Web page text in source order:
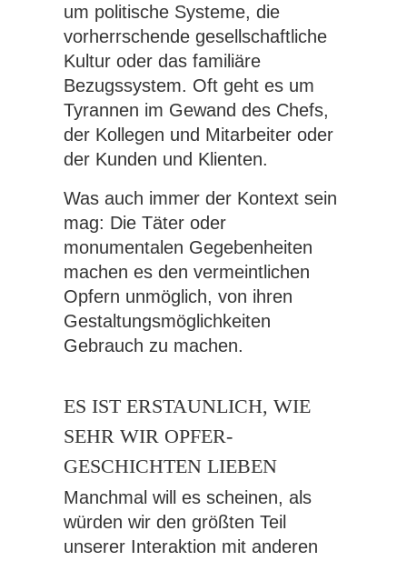
um politische Systeme, die
vorherrschende gesellschaftliche
Kultur oder das familiäre
Bezugssystem. Oft geht es um
Tyrannen im Gewand des Chefs,
der Kollegen und Mitarbeiter oder
der Kunden und Klienten.
Was auch immer der Kontext sein
mag: Die Täter oder
monumentalen Gegebenheiten
machen es den vermeintlichen
Opfern unmöglich, von ihren
Gestaltungsmöglichkeiten
Gebrauch zu machen.
ES IST ERSTAUNLICH, WIE
SEHR WIR OPFER-
GESCHICHTEN LIEBEN
Manchmal will es scheinen, als
würden wir den größten Teil
unserer Interaktion mit anderen